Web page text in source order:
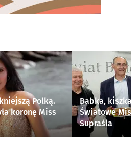
Polką.
koronę Miss
Babka, kiszka i
Światowe
Supraśla